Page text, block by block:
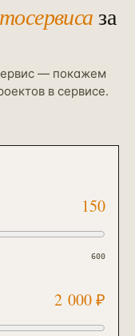
за
— покажем
в сервисе.
150
600
2 000₽